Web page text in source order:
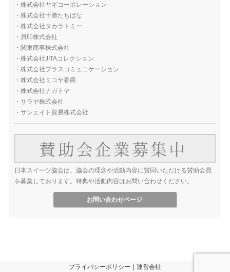
・ 株式会社ヤギコーポレーション
・ 株式会社十勝たちばな
・ 株式会社タカラトミー
・ 貝印株式会社
・ 関東商事株式会社
・ 株式会社JITAコレクション
・ 株式会社プラスコミュニケーション
・ 株式会社ミコヤ香商
・ 株式会社ナガトヤ
・ サラヤ株式会社
・ サンエイト貿易株式会社
日本スイーツ協会は、協会の理念や活動内容に賛同いただける賛助会員
を募集しております。特典や活動内容はお問い合わせください。
お問い合わせページ
プライバシーポリシー 運営会社